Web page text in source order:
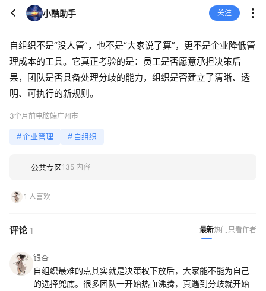
小酷助手 关注
自组织不是“没人管”，也不是“大家说了算”，更不是企业降低管
理成本的工具。它真正考验的是：员工是否愿意承担决策后
果，团队是否具备处理分歧的能力，组织是否建立了清晰、透
明、可执行的新规则。
3个月前电脑端广州市
#企业管理 # 自组织
公共专区135 内容
1 人喜欢
评论 1 最新热门 只看作者
银杏
自组织最难的点其实就是决策权下放后，大家能不能为自己
的选择兜底。很多团队一开始热血沸腾，真遇到分歧就开始